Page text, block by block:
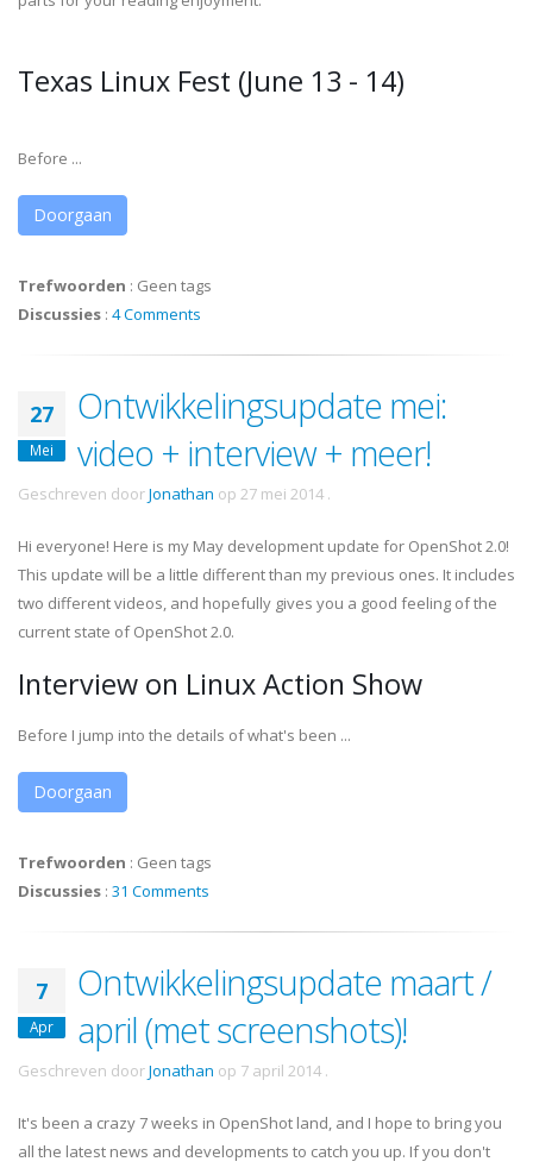
Texas Linux Fest (June 13 - 14)
Before ...
Doorgaan
Trefwoorden : Geen tags
Discussies : 4 Comments
27
Mei
Ontwikkelingsupdate mei:
video + interview + meer!
Geschreven doorJonathan op 27 mei 2014 .
Hi everyone! Here is my May development update for OpenShot 2.0!
This update will be a little different than my previous ones. It includes
two different videos, and hopefully gives you a good feeling of the
current state of OpenShot 2.0.
Interview on Linux Action Show
Before I jump into the details of what's been ...
Doorgaan
Trefwoorden : Geen tags
Discussies : 31 Comments
7
Apr
Ontwikkelingsupdate maart /
april (met screenshots)!
Geschreven doorJonathan op 7 april 2014 .
It's been a crazy 7 weeks in OpenShot land, and I hope to bring you
all the latest news and developments to catch you up. If you don't